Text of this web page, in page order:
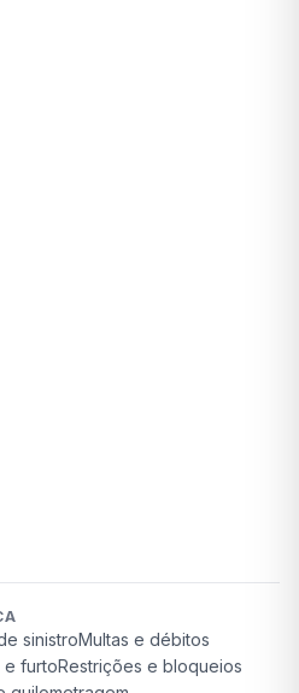
sinistroMultas e débitos
e furtoRestrições e bloqueios